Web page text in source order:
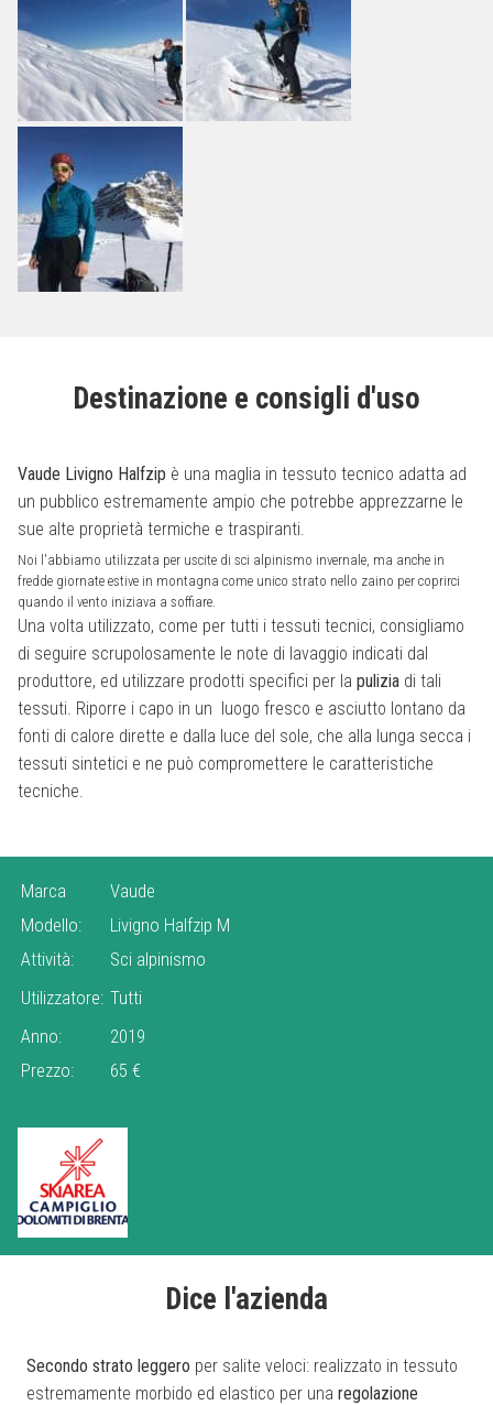
Destinazione e consigli d'uso
Vaude Livigno Halfzip è una maglia in tessuto tecnico adatta ad
un pubblico estremamente ampio che potrebbe apprezzarne le
sue alte proprietà termiche e traspiranti.
Noi l'abbiamo utilizzata per uscite di sci alpinismo invernale, ma anche in
fredde giornate estive in montagna come unico strato nello zaino per coprirci
quando il vento iniziava a soffiare.
Una volta utilizzato, come per tutti i tessuti tecnici, consigliamo
di seguire scrupolosamente le note di lavaggio indicati dal
produttore, ed utilizzare prodotti specifici per la pulizia di tali
tessuti. Riporre i capo in un luogo fresco e asciutto lontano da
fonti di calore dirette e dalla luce del sole, che alla lunga secca i
tessuti sintetici e ne può compromettere le caratteristiche
tecniche.
Marca
Vaude
Modello:
Livigno Halfzip M
Attività:
Sci alpinismo
Utilizzatore: Tutti
Anno:
2019
Prezzo:
65 €
Dice l'azienda
Secondo strato leggero per salite veloci: realizzato in tessuto
estremamente morbido ed elastico per una regolazione